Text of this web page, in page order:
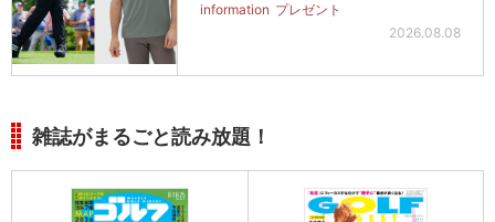
information プレゼント
2026.08.08
雑誌がまるごと読み放題！